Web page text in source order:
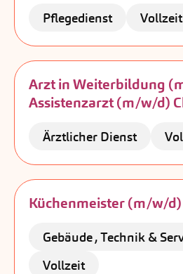
Pflegedienst Vollzeit
Arzt in Weiterbildung
Assistenzarzt (m/w/d)
Ärztlicher Dienst
Küchenmeister (m/w/d)
Gebäude , Technik &
Vollzeit